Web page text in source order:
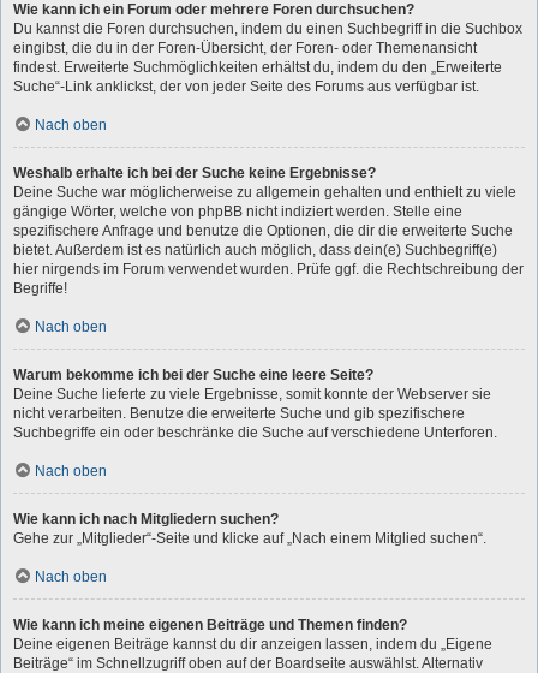
Wie kann ich ein Forum oder mehrere Foren durchsuchen?
Du kannst die Foren durchsuchen, indem du einen Suchbegriff in die Suchbox
eingibst, die du in der Foren-Übersicht, der Foren- oder Themenansicht
findest. Erweiterte Suchmöglichkeiten erhältst du, indem du den „Erweiterte
Suche“-Link anklickst, der von jeder Seite des Forums aus verfügbar ist.
Nach oben
Weshalb erhalte ich bei der Suche keine Ergebnisse?
Deine Suche war möglicherweise zu allgemein gehalten und enthielt zu viele
gängige Wörter, welche von phpBB nicht indiziert werden. Stelle eine
spezifischere Anfrage und benutze die Optionen, die dir die erweiterte Suche
bietet. Außerdem ist es natürlich auch möglich, dass dein(e) Suchbegriff(e)
hier nirgends im Forum verwendet wurden. Prüfe ggf. die Rechtschreibung der
Begriffe!
Nach oben
Warum bekomme ich bei der Suche eine leere Seite?
Deine Suche lieferte zu viele Ergebnisse, somit konnte der Webserver sie
nicht verarbeiten. Benutze die erweiterte Suche und gib spezifischere
Suchbegriffe ein oder beschränke die Suche auf verschiedene Unterforen.
Nach oben
Wie kann ich nach Mitgliedern suchen?
Gehe zur „Mitglieder“-Seite und klicke auf „Nach einem Mitglied suchen“.
Nach oben
Wie kann ich meine eigenen Beiträge und Themen finden?
Deine eigenen Beiträge kannst du dir anzeigen lassen, indem du „Eigene
Beiträge“ im Schnellzugriff oben auf der Boardseite auswählst. Alternativ